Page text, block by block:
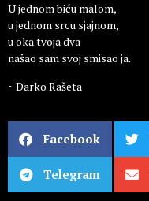
U jednom biću malom,
u jednom srcu sjajnom,
u oka tvoja dva
našao sam svoj smisao ja.
~ Darko Rašeta
Facebook
Telegram